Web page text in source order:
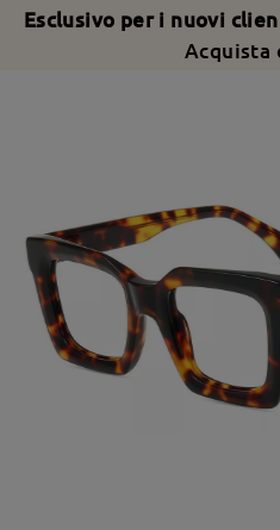
Esclusivo per i nuovi
Acquista